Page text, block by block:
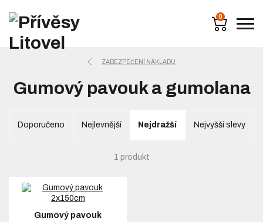
0
ZABEZPEČENÍ NÁKLADU
Gumový pavouk a gumolana
Doporučeno Nejlevnější Nejdražší Nejvyšší slevy
1 produkt
Gumový pavouk